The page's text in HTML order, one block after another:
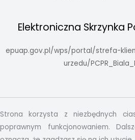
Elektroniczna Skrzynka
epuap.gov.pl/wps/portal/strefa-
urzedu/
Strona korzysta z niezbędnych
poprawnym funkcjonowaniem.